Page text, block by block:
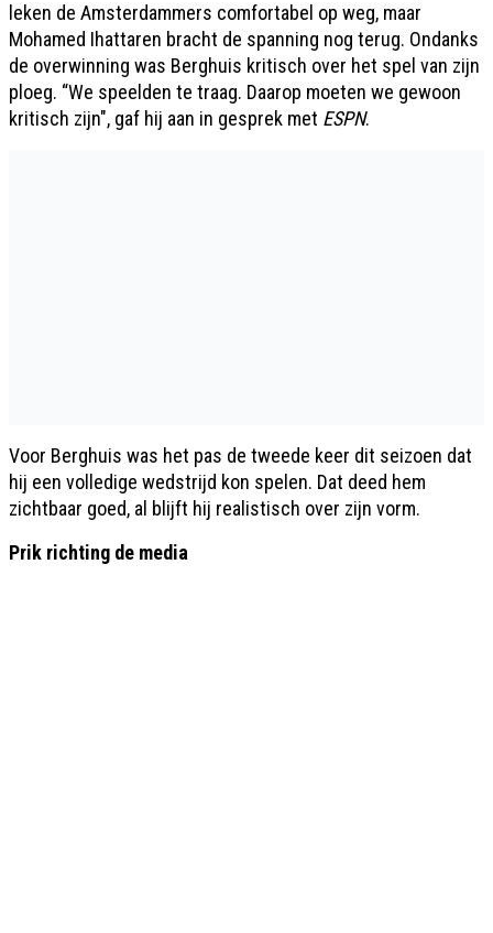
leken de Amsterdammers comfortabel op weg, maar
Mohamed Ihattaren bracht de spanning nog terug. Ondanks
de overwinning was Berghuis kritisch over het spel van zijn
ploeg. “We speelden te traag. Daarop moeten we gewoon
kritisch zijn", gaf hij aan in gesprek met ESPN.
Voor Berghuis was het pas de tweede keer dit seizoen dat
hij een volledige wedstrijd kon spelen. Dat deed hem
zichtbaar goed, al blijft hij realistisch over zijn vorm.
Prik richting de media